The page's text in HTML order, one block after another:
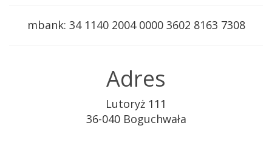
mbank: 34 1140 2004 0000 3602 8163 7308
Adres
Lutoryż 111
36-040 Boguchwała